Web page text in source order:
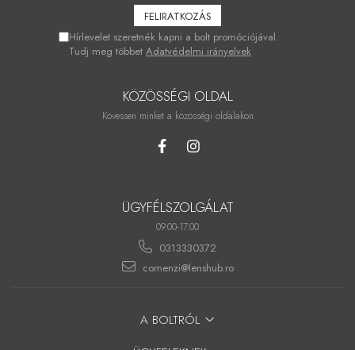
Hírlevelet szeretnék kapni a bolt promóciójával.
Tudj meg többet Adatvédelmi irányelvek
KÖZÖSSÉGI OLDAL
Kövessen minket a közösségi oldalakon
ÜGYFÉLSZOLGÁLAT
09.00-17.00
0313330372
comenzi@lenshub.ro
A BOLTRÓL